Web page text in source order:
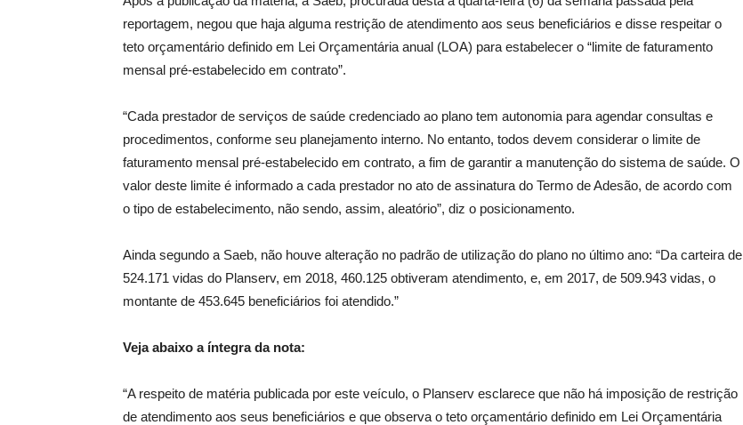
reportagem, negou que haja alguma restrição de atendimento aos seus beneficiários e disse respeitar o
teto orçamentário definido em Lei Orçamentária anual (LOA) para estabelecer o “limite de faturamento
mensal pré-estabelecido em contrato”.
“Cada prestador de serviços de saúde credenciado ao plano tem autonomia para agendar consultas e
procedimentos, conforme seu planejamento interno. No entanto, todos devem considerar o limite de
faturamento mensal pré-estabelecido em contrato, a fim de garantir a manutenção do sistema de saúde. O
valor deste limite é informado a cada prestador no ato de assinatura do Termo de Adesão, de acordo com
o tipo de estabelecimento, não sendo, assim, aleatório”, diz o posicionamento.
Ainda segundo a Saeb, não houve alteração no padrão de utilização do plano no último ano: “Da carteira de
524.171 vidas do Planserv, em 2018, 460.125 obtiveram atendimento, e, em 2017, de 509.943 vidas, o
montante de 453.645 beneficiários foi atendido.”
Veja abaixo a íntegra da nota:
“A respeito de matéria publicada por este veículo, o Planserv esclarece que não há imposição de restrição
de atendimento aos seus beneficiários e que observa o teto orçamentário definido em Lei Orçamentária